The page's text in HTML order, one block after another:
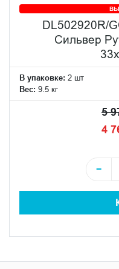
DL502920R/
Сильвер
В упаковке: 2 шт
Вес: 9.5 кг
5
4
−